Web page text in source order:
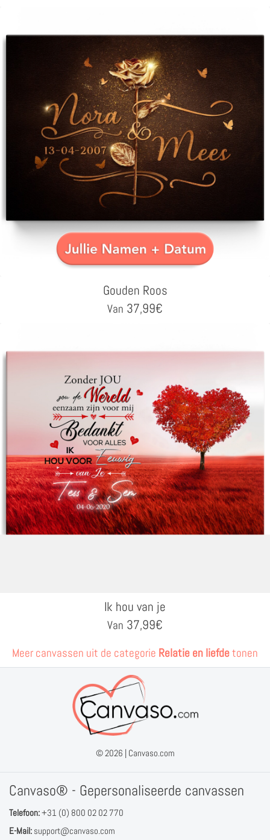
Gouden Roos
Van 37,99€
Ik hou van je
Van 37,99€
Meer canvassen uit de categorie Relatie en liefdetonen
© 2026 | Canvaso.com
Canvaso® - Gepersonaliseerde canvassen
Telefoon:+31 (0) 800 02 02 770
E-Mail: support@canvaso.com